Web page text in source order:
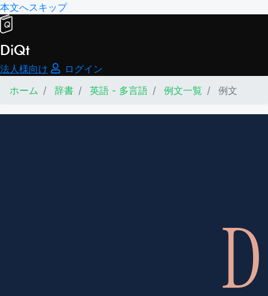
本文へスキップ
DiQt
法人様向け
ログイン
ホーム
辞書 英語 - 多言語 例文一覧 例文